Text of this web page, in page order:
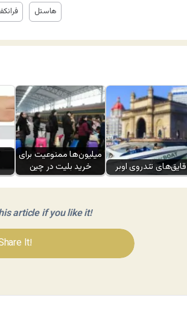
هاستل
میلیون‌ها ممنوعیت برای
خرید بلیت در چین
قایق‌های تندروی اوبر
article if you like it!
It!